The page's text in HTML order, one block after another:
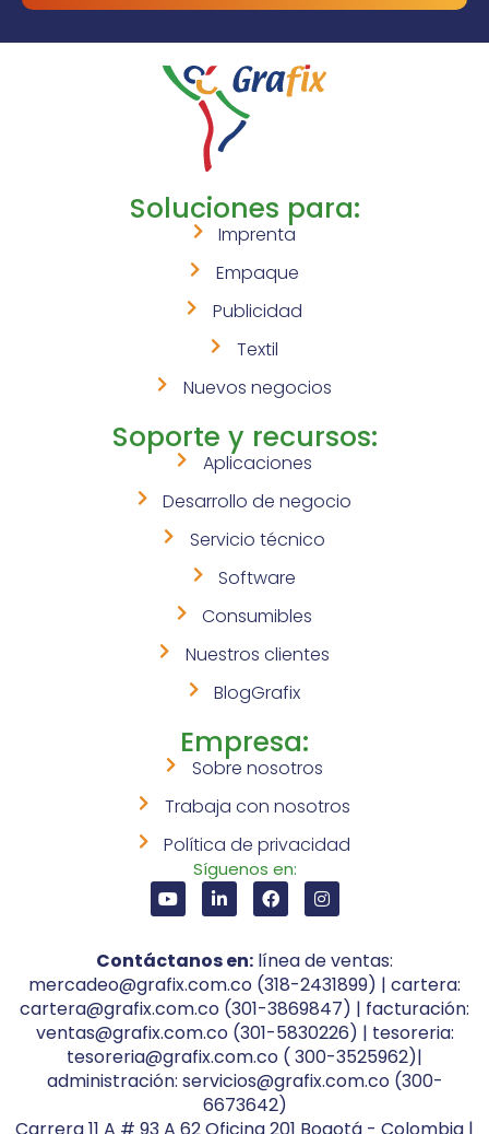
Soluciones para:
Imprenta
Empaque
Publicidad
Textil
Nuevos negocios
Soporte y recursos:
Aplicaciones
Desarrollo de negocio
Servicio técnico
Software
Consumibles
Nuestros clientes
BlogGrafix
Empresa:
Sobre nosotros
Trabaja con nosotros
Política de privacidad
Síguenos en:
Contáctanos en: línea de ventas:
mercadeo@grafix.com.co (318-2431899) | cartera:
cartera@grafix.com.co (301-3869847) | facturación:
ventas@grafix.com.co (301-5830226) | tesoreria:
tesoreria@grafix.com.co ( 300-3525962)|
administración: servicios@grafix.com.co (300-
6673642)